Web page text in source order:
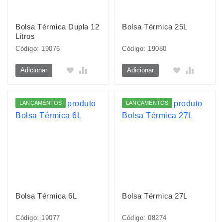
Bolsa Térmica Dupla 12
Litros
Código: 19076
Adicionar
Bolsa Térmica 25L
Código: 19080
Adicionar
LANÇAMENTOS
Bolsa Térmica 6L
Código: 19077
LANÇAMENTOS
Bolsa Térmica 27L
Código: 08274